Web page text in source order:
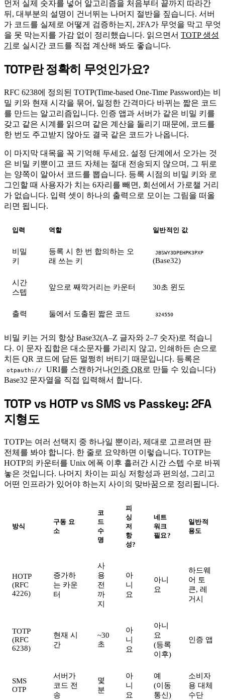
먼저 실제 숫자를 넣어 알고리즘을 처음부터 끝까지 따라간
뒤, 대부분의 설명이 건너뛰는 나머지 절반을 짚습니다. 서버
가 코드를 실제로 어떻게 검증하는지, 2FA가 무엇을 막고 무엇
을 못 막는지를 가감 없이 정리했습니다. 읽으면서 TOTP 생성
기 로 실시간 코드를 직접 계산해 봐도 좋습니다.
#
TOTP란 정확히 무엇인가요?
RFC 6238에 정의된 TOTP(Time-based One-Time Password)는 비
밀 키와 현재 시각을 묶어, 일정한 간격마다 바뀌는 짧은 코드
를 만드는 알고리즘입니다. 인증 앱과 서버가 같은 비밀 키를
갖고 같은 시계를 읽으며 같은 계산을 돌리기 때문에, 코드를
한 번도 주고받지 않아도 결국 같은 코드가 나옵니다.
이 마지막 대목을 꼭 기억해 두세요. 설정 단계에서 오가는 것
은 비밀 키뿐이고 코드 자체는 절대 전송되지 않으며, 그 뒤로
는 양쪽이 알아서 코드를 뽑습니다. 등록 시점의 비밀 키와 로
그인할 때 사용자가 치는 6자리를 빼면, 회선에서 가로챌 거리
가 없습니다. 입력 셋이 하나의 출력으로 모이는 그림을 떠올
리면 됩니다.
입력 역할 일반적인 값
비밀
키
등록 시 한 번 합의하는 오
래 쓰는 키
JBSWY3DPEHPK3PXP
(Base32)
시간
스텝
앞으로 째깍거리는 카운터 30초 윈도
출력 둘에서 도출된 짧은 코드 324550
비밀 키는 거의 항상 Base32(A–Z 글자와 2–7 숫자)로 적습니
다. 이 문자 집합은 대소문자를 가리지 않고, 인쇄하든 손으로
치든 QR 코드에 담든 멀쩡히 버티기 때문입니다. 등록은
otpauth:// URI를 스캔하거나(인증 QR 로 만들 수 있습니다)
Base32 문자열을 직접 입력해서 합니다.
#
TOTP vs HOTP vs SMS vs Passkey: 2FA
지형도
TOTP는 여러 선택지 중 하나일 뿐이라, 제대로 고르려면 판
전체를 봐야 합니다. 한 줄로 요약하면 이렇습니다. TOTP는
HOTP의 카운터를 Unix 에폭 이후 흘러간 시간 스텝 수로 바꿔
놓은 것입니다. 나머지 차이는 피싱 저항성과 편의성, 그리고
어떤 인프라가 있어야 하는지 사이의 맞바꿈으로 정리됩니다.
방식
구동 요
소
코
드
수
명
피
싱
저
항
성?
네트
워크
필요?
일반적
용도
HOTP
(RFC
4226)
증가하
는 카운
터
사
용
전
까
지
아
니
요
아니
요
하드웨
어 토
큰, 레
거시
TOTP
(RFC
6238)
현재 시
간
~30
초
아
니
요
아니
요
(등록
이후)
인증 앱
SMS
OTP
서버가
코드 전
송
몇
분
아
니
요
예
(이동
통신)
소비자
용 대체
수단